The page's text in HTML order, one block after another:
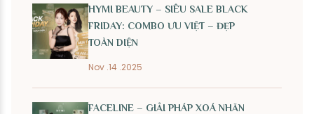
HYMI BEAUTY – SIÊU SALE BLACK
FRIDAY: COMBO ƯU VIỆT – ĐẸP
TOÀN DIỆN
Nov .14 .2025
FACELINE – GIẢI PHÁP XOÁ NHĂN